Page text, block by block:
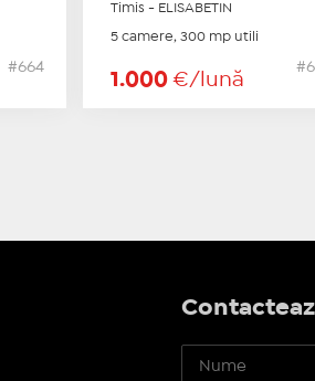
#664
Timis - ELISABETIN
5 camere, 300 mp utili
1.000€/lună